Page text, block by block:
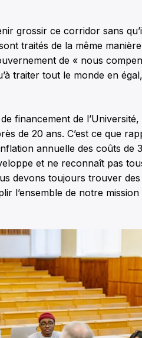
grossir ce corridor sans
traités de la même
de « nous
traiter tout le monde en
financement de
de 20 ans. C’est ce que
annuelle des coûts de
et ne reconnaît pas
devons toujours trouver
l’ensemble de notre